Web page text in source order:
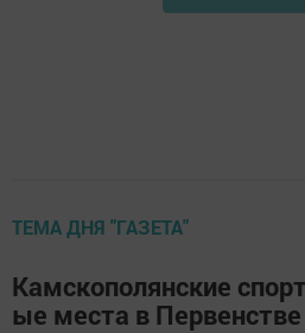
ТЕМА ДНЯ "ГАЗЕТА"
Камскополянские
ые места в Первенстве